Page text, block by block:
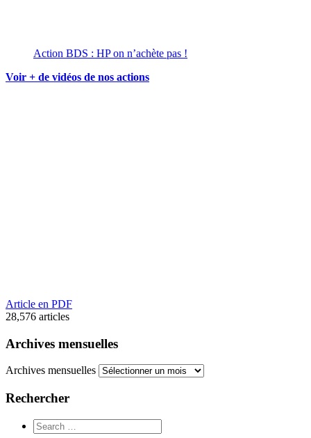
Action BDS : HP on n’achète pas !
Voir + de vidéos de nos actions
Article en PDF
28,576 articles
Archives mensuelles
Archives mensuelles
Rechercher